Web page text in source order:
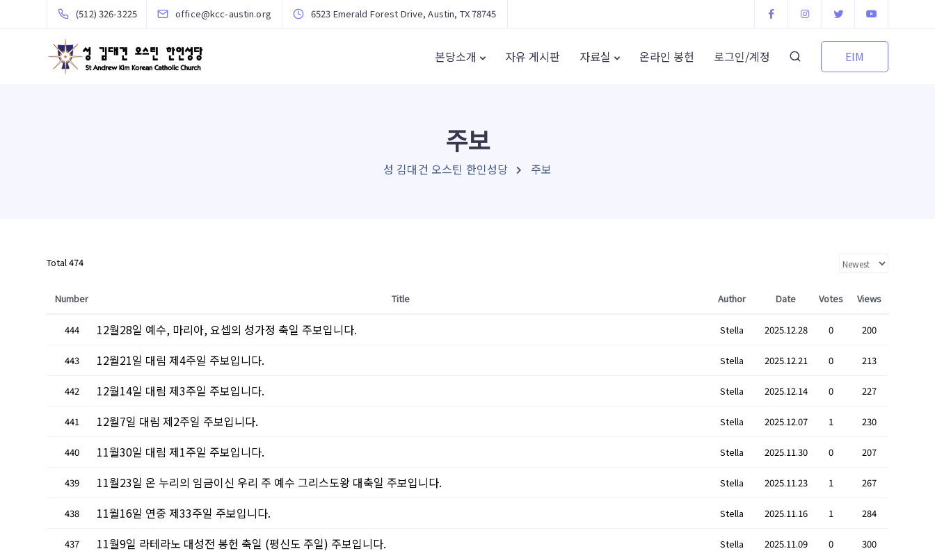
(512) 326-3225 office@kcc-austin.org 6523 Emerald Forest Drive, Austin, TX 78745
본당소개 자유 게시판 자료실 온라인 봉헌 로그인/계정 EIM
주보
성 김대건 오스틴 한인성당 주보
Total 474
Number Title Author Date Votes Views
444 12월28일 예수, 마리아, 요셉의 성가정 축일 주보입니다. Stella 2025.12.28 0 200
443 12월21일 대림 제4주일 주보입니다. Stella 2025.12.21 0 213
442 12월14일 대림 제3주일 주보입니다. Stella 2025.12.14 0 227
441 12월7일 대림 제2주일 주보입니다. Stella 2025.12.07 1 230
440 11월30일 대림 제1주일 주보입니다. Stella 2025.11.30 0 207
439 11월23일 온 누리의 임금이신 우리 주 예수 그리스도왕 대축일 주보입니다. Stella 2025.11.23 1 267
438 11월16일 연중 제33주일 주보입니다. Stella 2025.11.16 1 284
437 11월9일 라테라노 대성전 봉헌 축일 (평신도 주일) 주보입니다. Stella 2025.11.09 0 300